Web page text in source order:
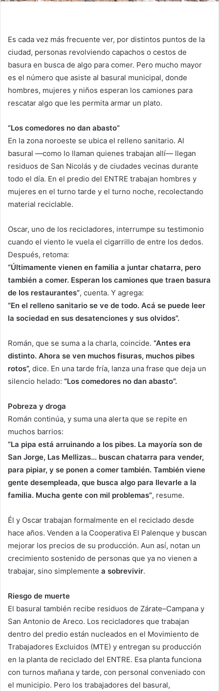
Es cada vez más frecuente ver, por distintos puntos de la
ciudad, personas revolviendo capachos o cestos de
basura en busca de algo para comer. Pero mucho mayor
es el número que asiste al basural municipal, donde
hombres, mujeres y niños esperan los camiones para
rescatar algo que les permita armar un plato.
“Los comedores no dan abasto”
En la zona noroeste se ubica el relleno sanitario. Al
basural —como lo llaman quienes trabajan allí— llegan
residuos de San Nicolás y de ciudades vecinas durante
todo el día. En el predio del ENTRE trabajan hombres y
mujeres en el turno tarde y el turno noche, recolectando
material reciclable.
Oscar, uno de los recicladores, interrumpe su testimonio
cuando el viento le vuela el cigarrillo de entre los dedos.
Después, retoma:
“Últimamente vienen en familia a juntar chatarra, pero
también a comer. Esperan los camiones que traen basura
de los restaurantes”, cuenta. Y agrega:
“En el relleno sanitario se ve de todo. Acá se puede leer
la sociedad en sus desatenciones y sus olvidos”.
Román, que se suma a la charla, coincide. “Antes era
distinto. Ahora se ven muchos fisuras, muchos pibes
rotos”, dice. En una tarde fría, lanza una frase que deja un
silencio helado: “Los comedores no dan abasto”.
Pobreza y droga
Román continúa, y suma una alerta que se repite en
muchos barrios:
“La pipa está arruinando a los pibes. La mayoría son de
San Jorge, Las Mellizas… buscan chatarra para vender,
para pipiar, y se ponen a comer también. También viene
gente desempleada, que busca algo para llevarle a la
familia. Mucha gente con mil problemas”, resume.
Él y Oscar trabajan formalmente en el reciclado desde
hace años. Venden a la Cooperativa El Palenque y buscan
mejorar los precios de su producción. Aun así, notan un
crecimiento sostenido de personas que ya no vienen a
trabajar, sino simplemente a sobrevivir.
Riesgo de muerte
El basural también recibe residuos de Zárate–Campana y
San Antonio de Areco. Los recicladores que trabajan
dentro del predio están nucleados en el Movimiento de
Trabajadores Excluidos (MTE) y entregan su producción
en la planta de reciclado del ENTRE. Esa planta funciona
con turnos mañana y tarde, con personal conveniado con
el municipio. Pero los trabajadores del basural,